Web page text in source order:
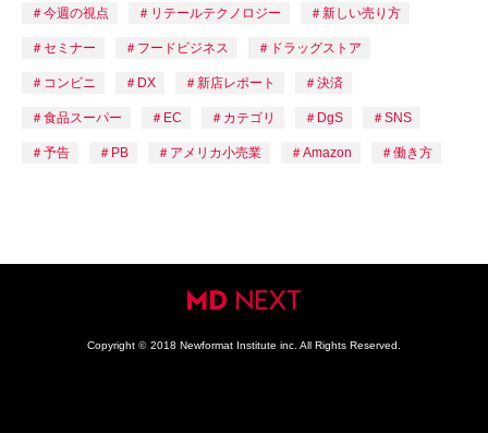
今週の視点 リテールテクノロジー 新しい売り方
セミナー フードビジネス ドラッグストア
コンビニ DX 新店レポート 決済
食品スーパー EC カテゴリ DgS SNS
予告 PB アメリカ小売業 Amazon 働き方
Copyright © 2018 Newformat Institute inc. All Rights Reserved.